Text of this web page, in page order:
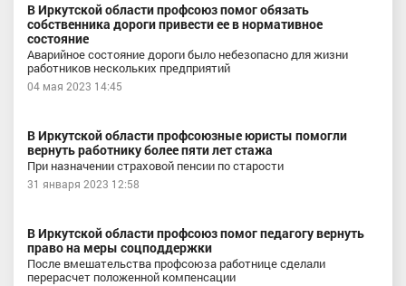
В Иркутской области профсоюз помог обязать
собственника дороги привести ее в нормативное
состояние
Аварийное состояние дороги было небезопасно для жизни
работников нескольких предприятий
04 мая 2023 14:45
В Иркутской области профсоюзные юристы помогли
вернуть работнику более пяти лет стажа
При назначении страховой пенсии по старости
31 января 2023 12:58
В Иркутской области профсоюз помог педагогу вернуть
право на меры соцподдержки
После вмешательства профсоюза работнице сделали
перерасчет положенной компенсации